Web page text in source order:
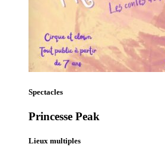
Spectacles
Princesse Peak
Lieux multiples